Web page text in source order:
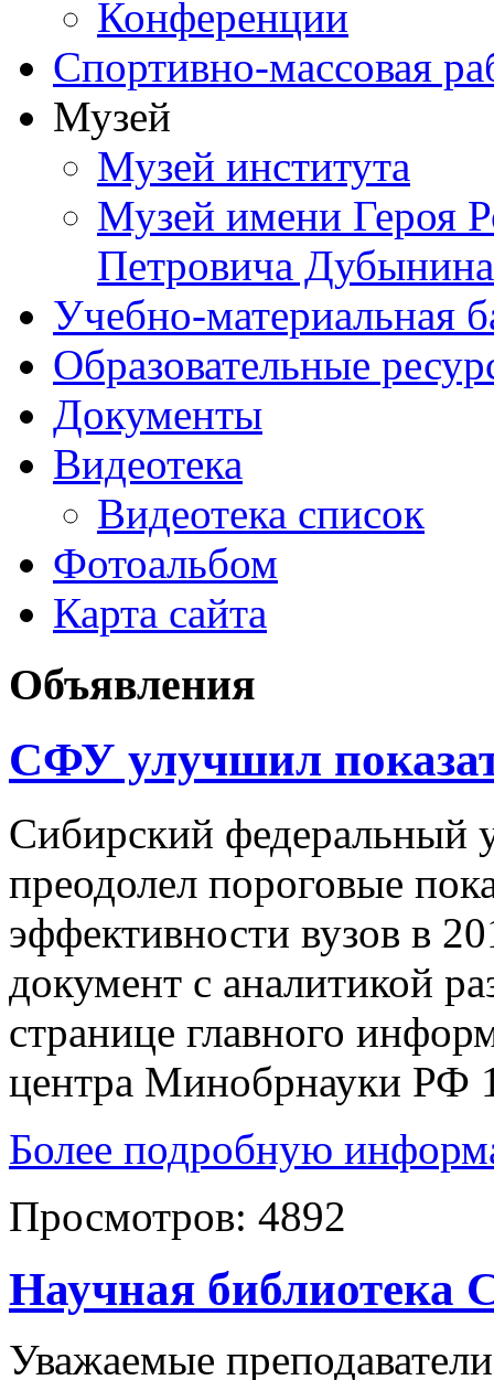
Конференции
Спортивно-массовая
Музей
Музей института
Музей имени Героя
Петровича Дубынина
Учебно-материальная
Образовательные
Документы
Видеотека
Видеотека список
Фотоальбом
Карта сайта
Объявления
СФУ улучшил
Сибирский федеральный
преодолел пороговые
эффективности вузов в
документ с аналитикой
странице главного
центра Минобрнауки РФ
Более подробную
Просмотров: 4892
Научная
Уважаемые